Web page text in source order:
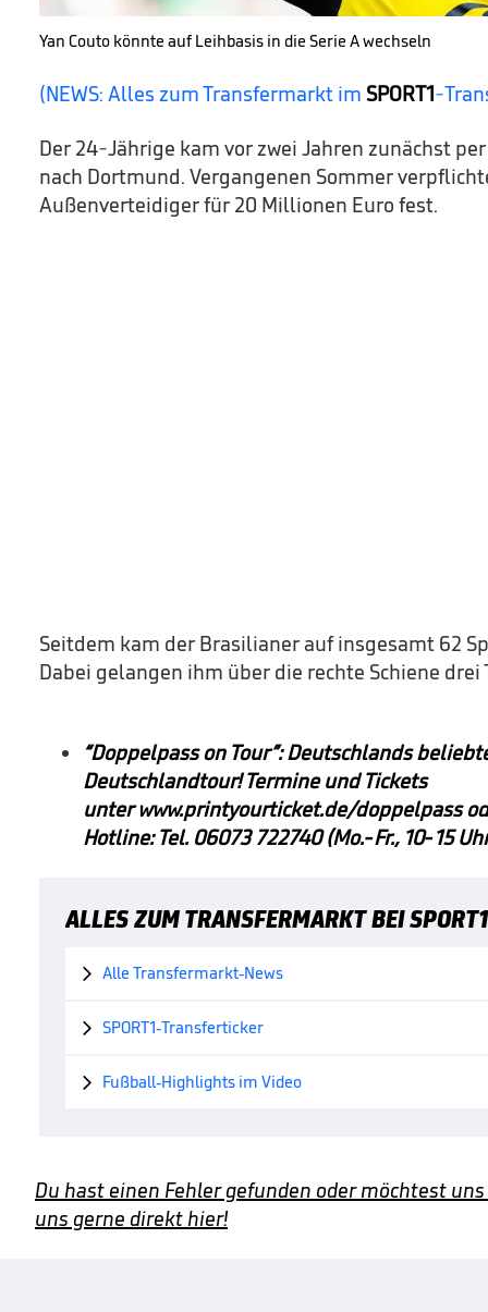
Yan Couto könnte auf Leihbasis in die Serie A wechseln
(NEWS: Alles zum Transfermarkt im SPORT1-
Der 24-Jährige kam vor zwei Jahren zunächst
nach Dortmund. Vergangenen Sommer
Außenverteidiger für 20 Millionen Euro fest.
Seitdem kam der Brasilianer auf insgesamt 62
Dabei gelangen ihm über die rechte Schiene drei
“Doppelpass on Tour”: Deutschlands
Deutschlandtour!Termine und Tickets
unterwww.printyourticket.de/doppelpass
Hotline: Tel. 06073 722740 (Mo.-Fr., 10-15
ALLES ZUM TRANSFERMARKT BEI SPORT1
 Alle Transfermarkt-News
 SPORT1-Transferticker
 Fußball-Highlights im Video
Du hast einen Fehler gefunden oder möchtest uns
uns gerne direkt hier!